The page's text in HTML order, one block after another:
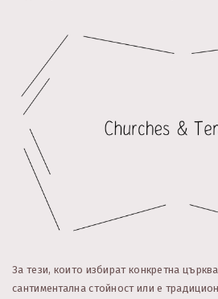
За тези, които избират конкретна
сантиментална стойност или е